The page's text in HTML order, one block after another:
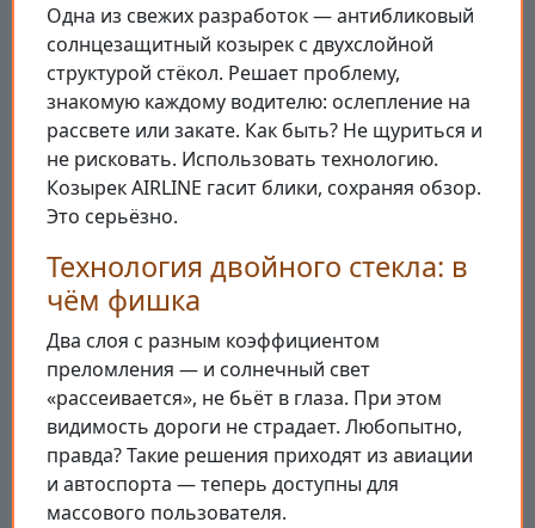
Одна из свежих разработок — антибликовый
солнцезащитный козырек с двухслойной
структурой стёкол. Решает проблему,
знакомую каждому водителю: ослепление на
рассвете или закате. Как быть? Не щуриться и
не рисковать. Использовать технологию.
Козырек AIRLINE гасит блики, сохраняя обзор.
Это серьёзно.
Технология двойного стекла: в
чём фишка
Два слоя с разным коэффициентом
преломления — и солнечный свет
«рассеивается», не бьёт в глаза. При этом
видимость дороги не страдает. Любопытно,
правда? Такие решения приходят из авиации
и автоспорта — теперь доступны для
массового пользователя.